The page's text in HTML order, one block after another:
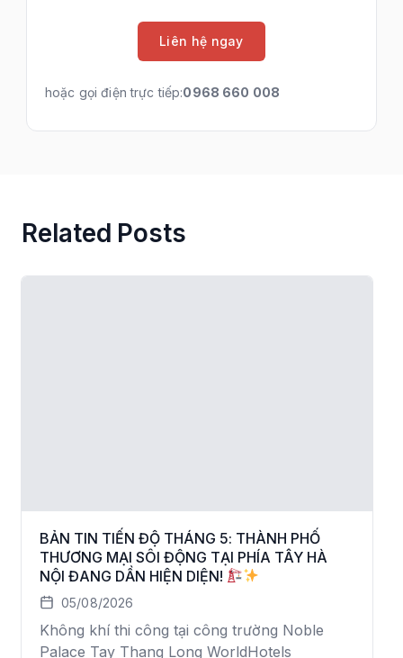
Liên hệ ngay
hoặc gọi điện trực tiếp:0968 660 008
Related Posts
BẢN TIN TIẾN ĐỘ THÁNG 5: THÀNH PHỐ
THƯƠNG MẠI SÔI ĐỘNG TẠI PHÍA TÂY HÀ
NỘI ĐANG DẦN HIỆN DIỆN!
05/08/2026
Không khí thi công tại công trường Noble
Palace Tay Thang Long WorldHotels